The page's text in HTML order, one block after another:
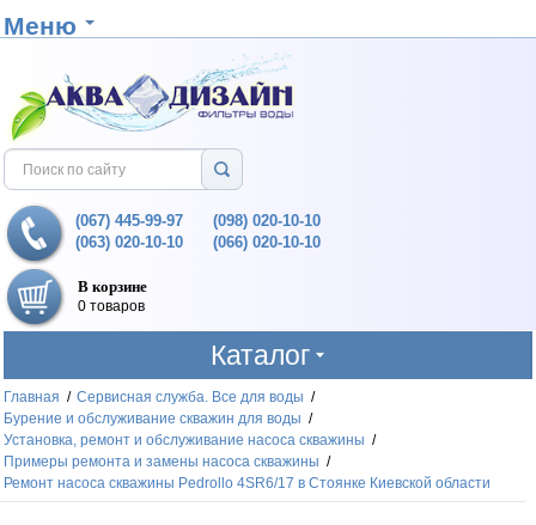
Меню
(067) 445-99-97
(063) 020-10-10
(098) 020-10-10
(066) 020-10-10
В корзине
0 товаров
Каталог
Главная / Сервисная служба. Все для воды /
Бурение и обслуживание скважин для воды /
Установка, ремонт и обслуживание насоса скважины /
Примеры ремонта и замены насоса скважины /
Ремонт насоса скважины Pedrollo 4SR6/17 в Стоянке Киевской области